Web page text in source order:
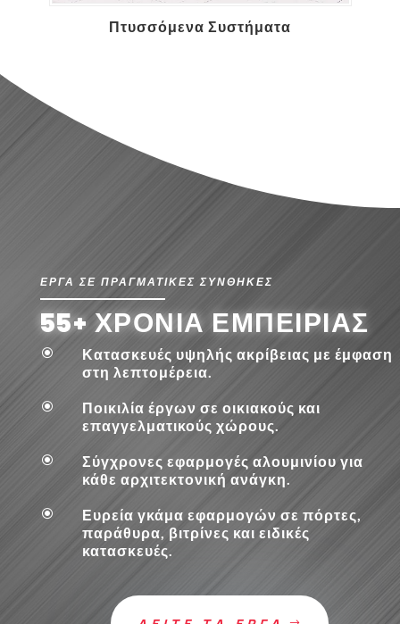
Επένδυση Αλουμινίου
ΕΡΓΑ ΣΕ ΠΡΑΓΜΑΤΙΚΕΣ ΣΥΝΘΗΚΕΣ
55+ ΧΡΟΝΙΑ ΕΜΠΕΙΡΙΑΣ
\
Κατασκευές υψηλής ακρίβειας με έμφαση
στη λεπτομέρεια.
\
Ποικιλία έργων σε οικιακούς και
επαγγελματικούς χώρους.
\
Σύγχρονες εφαρμογές αλουμινίου για
κάθε αρχιτεκτονική ανάγκη.
\
Ευρεία γκάμα εφαρμογών σε πόρτες,
παράθυρα, βιτρίνες και ειδικές
κατασκευές.